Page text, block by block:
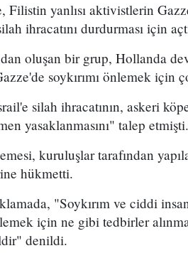
yanlısı aktivistlerin
ihracatını durdurması için
oluşan bir grup, Hollanda
soykırımı önlemek için
silah ihracatının, askeri
yasaklanmasını" talep etmişti.
kuruluşlar tarafından
hükmetti.
"Soykırım ve ciddi
için ne gibi tedbirler
denildi.